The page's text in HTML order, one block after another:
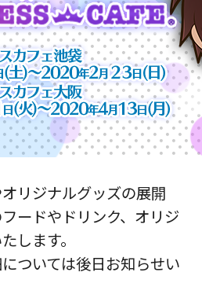
リジナルグッズの展開
ードやドリンク、オリジ
します。
ついては後日お知らせい